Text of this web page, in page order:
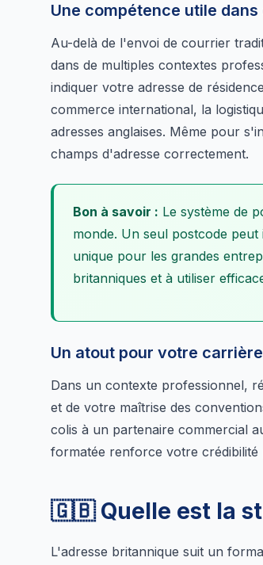
Une compétence utile
Au-delà de l'envoi de courrier
dans de multiples contextes
indiquer votre adresse de
commerce international, la
adresses anglaises. Même pour
champs d'adresse correctement.
Bon à savoir : Le système de
monde. Un seul postcode
unique pour les grandes
britanniques et à utiliser
Un atout pour votre
Dans un contexte professionnel,
et de votre maîtrise des
colis à un partenaire commercial
formatée renforce votre crédibilité
🇬🇧 Quelle est la
L'adresse britannique suit un